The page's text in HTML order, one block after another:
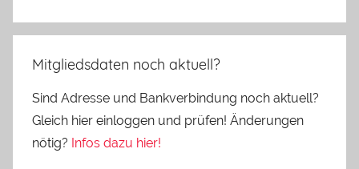
Mitgliedsdaten noch aktuell?
Sind Adresse und Bankverbindung noch aktuell?
Gleich hier einloggen und prüfen! Änderungen
nötig? Infos dazu hier!